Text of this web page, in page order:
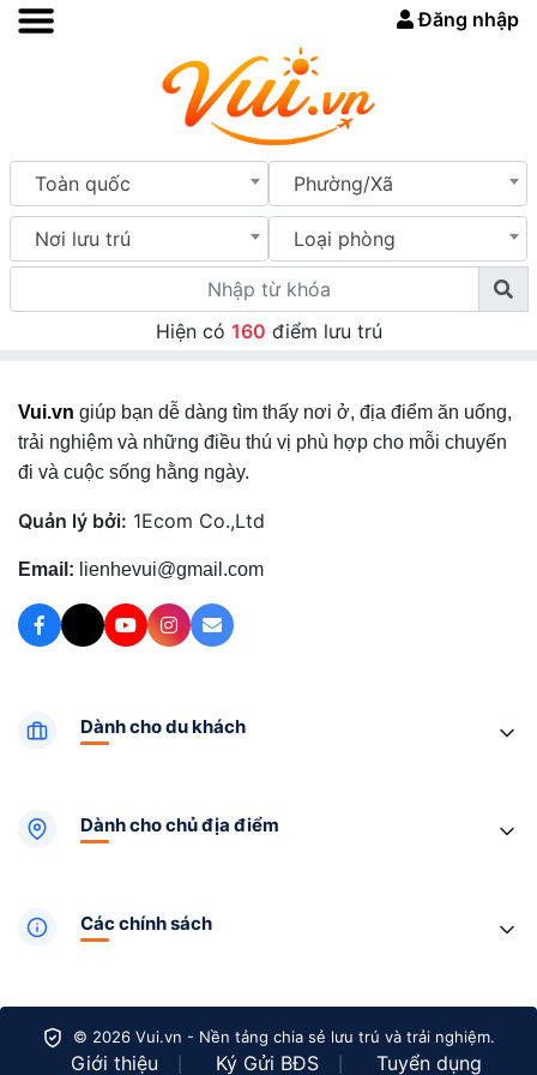
Đăng nhập
Toàn quốc Phường/Xã
Nơi lưu trú Loại phòng
Hiện có 160 điểm lưu trú
Vui.vn giúp bạn dễ dàng tìm thấy nơi ở, địa điểm ăn uống,
trải nghiệm và những điều thú vị phù hợp cho mỗi chuyến
đi và cuộc sống hằng ngày.
Quản lý bởi: 1Ecom Co.,Ltd
Email: lienhevui@gmail.com
Dành cho du khách
Dành cho chủ địa điểm
Các chính sách
© 2026 Vui.vn - Nền tảng chia sẻ lưu trú và trải nghiệm.
Giới thiệu Ký Gửi BĐS Tuyển dụng